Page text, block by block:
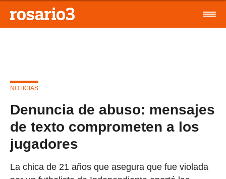
NOTICIAS
Denuncia de abuso: mensajes
de texto comprometen a los
jugadores
La chica de 21 años que asegura que fue violada